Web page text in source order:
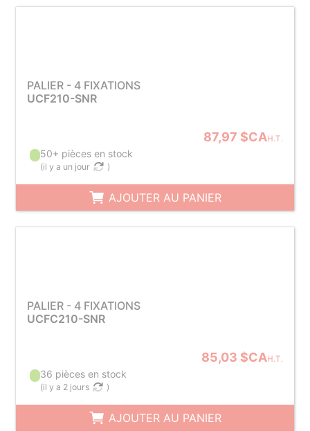
PALIER - 4 FIXATIONS
UCF210-SNR
87,97 $CAH.T.
50+ pièces en stock
(il y a un jour )
AJOUTER AU PANIER
PALIER - 4 FIXATIONS
UCFC210-SNR
85,03 $CAH.T.
36 pièces en stock
(il y a 2 jours )
AJOUTER AU PANIER